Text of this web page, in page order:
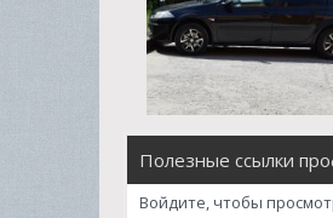
Полезные ссылки
Войдите, чтобы